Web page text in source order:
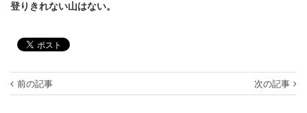
登りきれない山はない。
前の記事 次の記事